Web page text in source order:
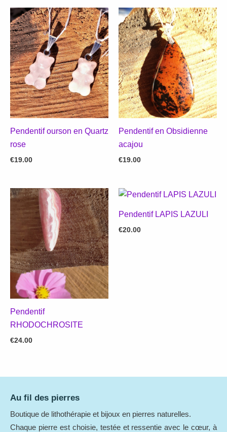
Pendentif ourson en Quartz
rose
€19.00
Pendentif en Obsidienne
acajou
€19.00
Pendentif
RHODOCHROSITE
€24.00
Pendentif LAPIS LAZULI
€20.00
Au fil des pierres
Boutique de lithothérapie et bijoux en pierres naturelles.
Chaque pierre est choisie, testée et ressentie avec le cœur, à